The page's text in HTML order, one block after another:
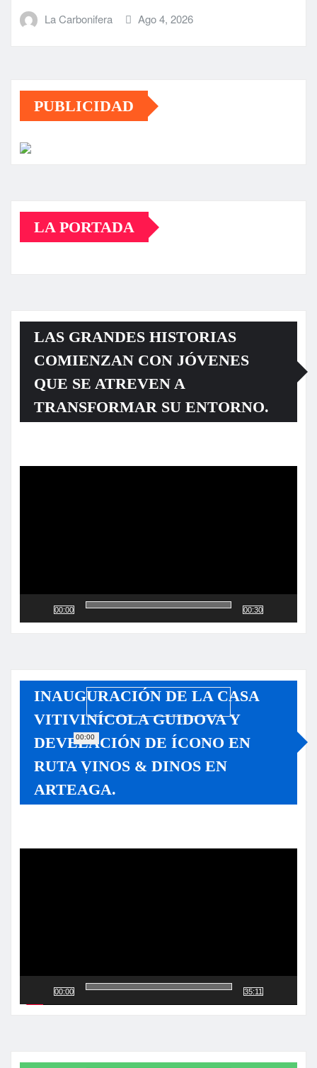
La Carbonifera Ago 4, 2026
PUBLICIDAD
LA PORTADA
LAS GRANDES HISTORIAS
COMIENZAN CON JÓVENES
QUE SE ATREVEN A
TRANSFORMAR SU ENTORNO.
00:00
00:00
00:30
INAUGURACIÓN DE LA CASA
VITIVINÍCOLA GUIDOVA Y
DEVELACIÓN DE ÍCONO EN
RUTA VINOS & DINOS EN
ARTEAGA.
00:00 35:11